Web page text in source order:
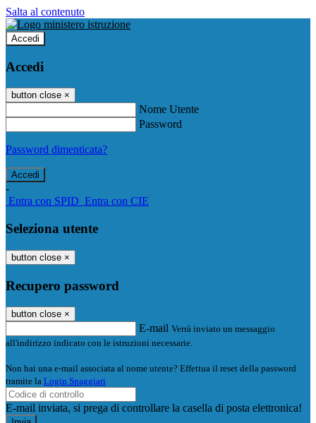
Salta al contenuto
Accedi
Accedi
button close ×
Nome Utente
Password
Password dimenticata?
-
Entra con SPID Entra con CIE
Seleziona utente
button close ×
Recupero password
button close ×
E-mail Verrà inviato un messaggio
all'indirizzo indicato con le istruzioni necessarie.
Non hai una e-mail associata al nome utente? Effettua il reset della password
tramite la Login Spaggiari
E-mail inviata, si prega di controllare la casella di posta elettronica!